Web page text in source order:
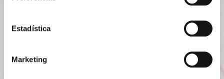
Estadística
Marketing
PRECIO ESPECIAL